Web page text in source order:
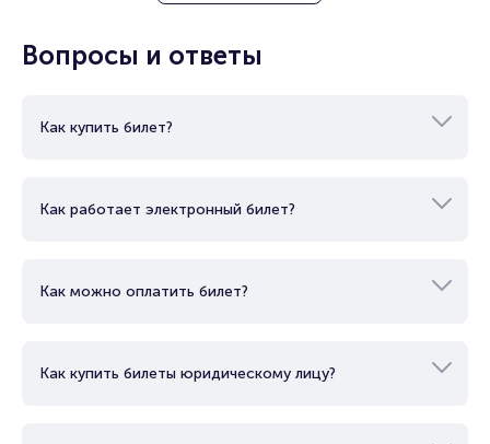
Вопросы и ответы
Как купить билет?
Как работает электронный билет?
Как можно оплатить билет?
Как купить билеты юридическому лицу?